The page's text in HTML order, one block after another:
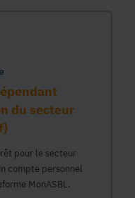
du secteur
pour le secteur
compte personnel
MonASBL.